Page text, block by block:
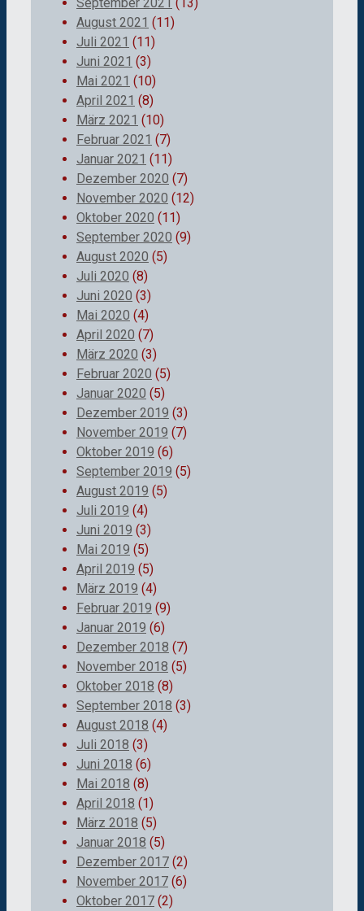
August 2021 (11)
Juli 2021 (11)
Juni 2021 (3)
Mai 2021 (10)
April 2021 (8)
März 2021 (10)
Februar 2021 (7)
Januar 2021 (11)
Dezember 2020 (7)
November 2020 (12)
Oktober 2020 (11)
September 2020 (9)
August 2020 (5)
Juli 2020 (8)
Juni 2020 (3)
Mai 2020 (4)
April 2020 (7)
März 2020 (3)
Februar 2020 (5)
Januar 2020 (5)
Dezember 2019 (3)
November 2019 (7)
Oktober 2019 (6)
September 2019 (5)
August 2019 (5)
Juli 2019 (4)
Juni 2019 (3)
Mai 2019 (5)
April 2019 (5)
März 2019 (4)
Februar 2019 (9)
Januar 2019 (6)
Dezember 2018 (7)
November 2018 (5)
Oktober 2018 (8)
September 2018 (3)
August 2018 (4)
Juli 2018 (3)
Juni 2018 (6)
Mai 2018 (8)
April 2018 (1)
März 2018 (5)
Januar 2018 (5)
Dezember 2017 (2)
November 2017 (6)
Oktober 2017 (2)